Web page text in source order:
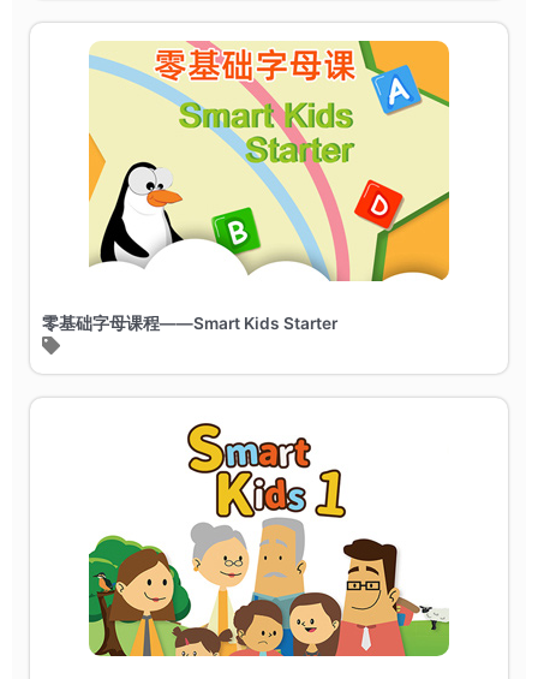
零基础字母课程——Smart Kids Starter